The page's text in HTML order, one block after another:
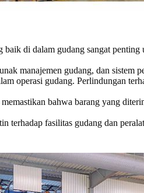
baik di dalam gudang sangat
manajemen gudang, dan
operasi gudang. Perlindungan
bahwa barang yang
terhadap fasilitas gudang dan